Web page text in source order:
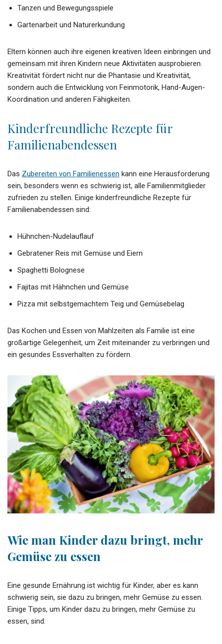
Tanzen und Bewegungsspiele
Gartenarbeit und Naturerkundung
Eltern können auch ihre eigenen kreativen Ideen einbringen und
gemeinsam mit ihren Kindern neue Aktivitäten ausprobieren.
Kreativität fördert nicht nur die Phantasie und Kreativität,
sondern auch die Entwicklung von Feinmotorik, Hand-Augen-
Koordination und anderen Fähigkeiten.
Kinderfreundliche Rezepte für
Familienabendessen
Das Zubereiten von Familienessen kann eine Herausforderung
sein, besonders wenn es schwierig ist, alle Familienmitglieder
zufrieden zu stellen. Einige kinderfreundliche Rezepte für
Familienabendessen sind:
Hühnchen-Nudelauflauf
Gebratener Reis mit Gemüse und Eiern
Spaghetti Bolognese
Fajitas mit Hähnchen und Gemüse
Pizza mit selbstgemachtem Teig und Gemüsebelag
Das Kochen und Essen von Mahlzeiten als Familie ist eine
großartige Gelegenheit, um Zeit miteinander zu verbringen und
ein gesundes Essverhalten zu fördern.
Wie man Kinder dazu bringt, mehr
Gemüse zu essen
Eine gesunde Ernährung ist wichtig für Kinder, aber es kann
schwierig sein, sie dazu zu bringen, mehr Gemüse zu essen.
Einige Tipps, um Kinder dazu zu bringen, mehr Gemüse zu
essen, sind: